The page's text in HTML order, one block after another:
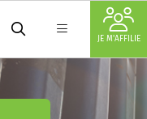
JE M'AFFILIE